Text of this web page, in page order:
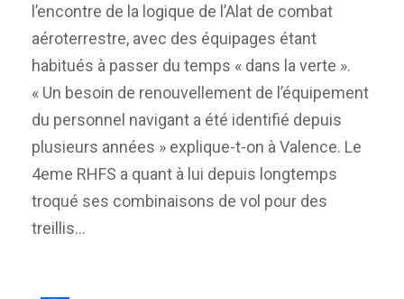
l’encontre de la logique de l’Alat de combat
aéroterrestre, avec des équipages étant
habitués à passer du temps « dans la verte ».
« Un besoin de renouvellement de l’équipement
du personnel navigant a été identifié depuis
plusieurs années » explique-t-on à Valence. Le
4eme RHFS a quant à lui depuis longtemps
troqué ses combinaisons de vol pour des
treillis…